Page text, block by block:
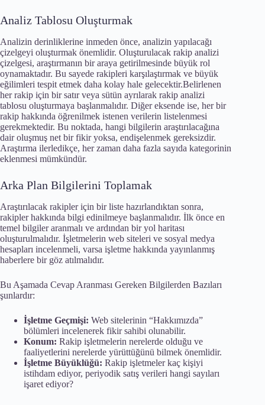
Analiz Tablosu Oluşturmak
Analizin derinliklerine inmeden önce, analizin yapılacağı
çizelgeyi oluşturmak önemlidir. Oluşturulacak rakip analizi
çizelgesi, araştırmanın bir araya getirilmesinde büyük rol
oynamaktadır. Bu sayede rakipleri karşılaştırmak ve büyük
eğilimleri tespit etmek daha kolay hale gelecektir.Belirlenen
her rakip için bir satır veya sütün ayrılarak rakip analizi
tablosu oluşturmaya başlanmalıdır. Diğer eksende ise, her bir
rakip hakkında öğrenilmek istenen verilerin listelenmesi
gerekmektedir. Bu noktada, hangi bilgilerin araştırılacağına
dair oluşmuş net bir fikir yoksa, endişelenmek gereksizdir.
Araştırma ilerledikçe, her zaman daha fazla sayıda kategorinin
eklenmesi mümkündür.
Arka Plan Bilgilerini Toplamak
Araştırılacak rakipler için bir liste hazırlandıktan sonra,
rakipler hakkında bilgi edinilmeye başlanmalıdır. İlk önce en
temel bilgiler aranmalı ve ardından bir yol haritası
oluşturulmalıdır. İşletmelerin web siteleri ve sosyal medya
hesapları incelenmeli, varsa işletme hakkında yayınlanmış
haberlere bir göz atılmalıdır.
Bu Aşamada Cevap Aranması Gereken Bilgilerden Bazıları
şunlardır:
İşletme Geçmişi: Web sitelerinin “Hakkımızda”
bölümleri incelenerek fikir sahibi olunabilir.
Konum: Rakip işletmelerin nerelerde olduğu ve
faaliyetlerini nerelerde yürüttüğünü bilmek önemlidir.
İşletme Büyüklüğü: Rakip işletmeler kaç kişiyi
istihdam ediyor, periyodik satış verileri hangi sayıları
işaret ediyor?